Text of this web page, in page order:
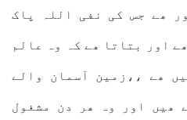
ھے جس کی نفی اللہ پاک
اور بتاتا ھے کہ وہ عالم
ھے ،،زمین آسمان والے
ھیں اور وہ ھر دن مشغول